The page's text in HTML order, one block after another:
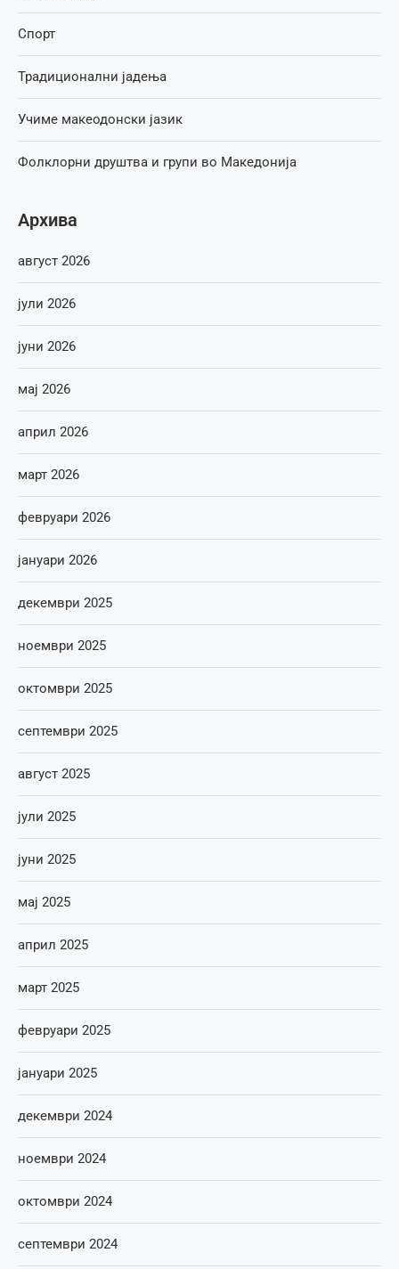
Спорт
Традиционални јадења
Учиме макеодонски јазик
Фолклорни друштва и групи во Македонија
Архива
август 2026
јули 2026
јуни 2026
мај 2026
април 2026
март 2026
февруари 2026
јануари 2026
декември 2025
ноември 2025
октомври 2025
септември 2025
август 2025
јули 2025
јуни 2025
мај 2025
април 2025
март 2025
февруари 2025
јануари 2025
декември 2024
ноември 2024
октомври 2024
септември 2024